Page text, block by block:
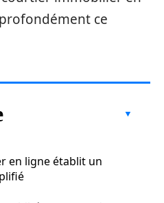
ce
en ligne établit un